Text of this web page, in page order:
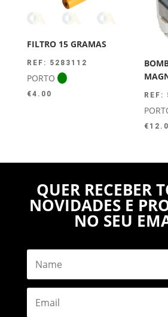
FILTRO 15 GRAMAS
REF: 5283112
PORTO
€4.00 REF:
€
QUER RECEBER
NOVIDADES E
NO SEU